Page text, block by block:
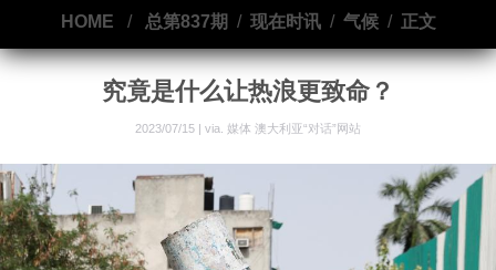
HOME / 总第837期 / 现在时讯/ 气候/ 正文
究竟是什么让热浪更致命？
2023/07/15 | via. 媒体 澳大利亚“对话”网站